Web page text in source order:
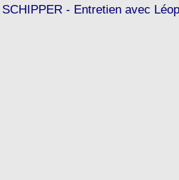
- Entretien avec